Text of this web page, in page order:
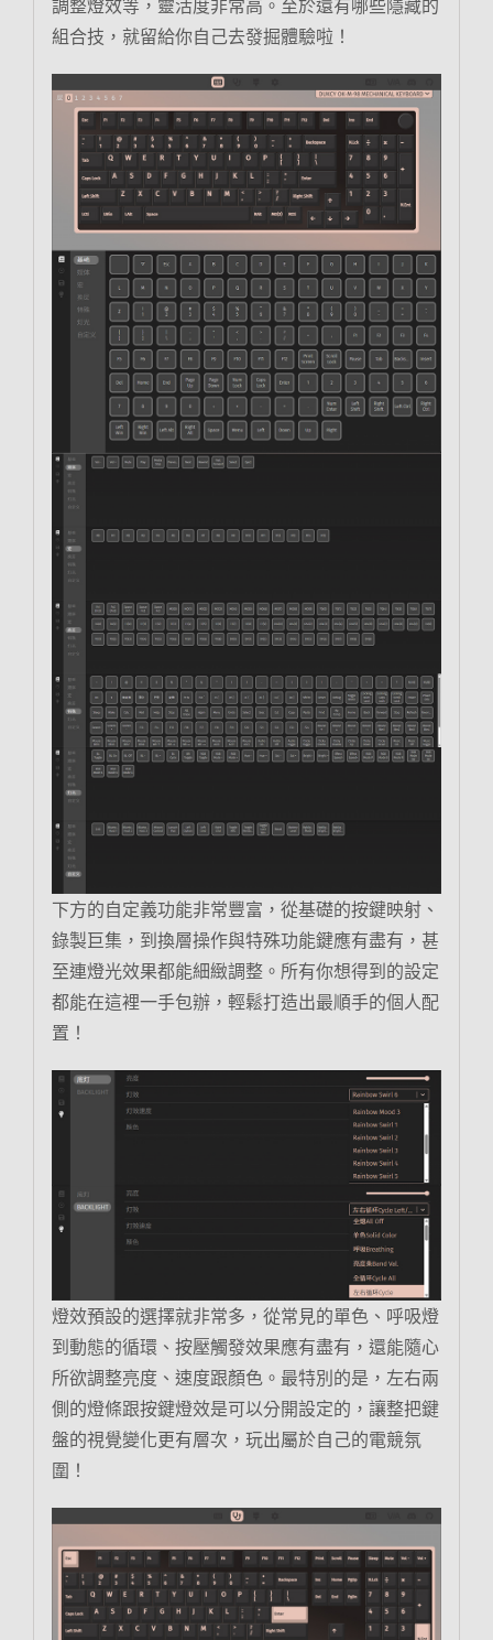
調整燈效等，靈活度非常高。至於還有哪些隱藏的
組合技，就留給你自己去發掘體驗啦！
下方的自定義功能非常豐富，從基礎的按鍵映射、
錄製巨集，到換層操作與特殊功能鍵應有盡有，甚
至連燈光效果都能細緻調整。所有你想得到的設定
都能在這裡一手包辦，輕鬆打造出最順手的個人配
置！
燈效預設的選擇就非常多，從常見的單色、呼吸燈
到動態的循環、按壓觸發效果應有盡有，還能隨心
所欲調整亮度、速度跟顏色。最特別的是，左右兩
側的燈條跟按鍵燈效是可以分開設定的，讓整把鍵
盤的視覺變化更有層次，玩出屬於自己的電競氛
圍！